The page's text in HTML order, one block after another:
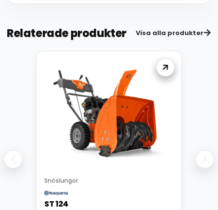
Relaterade produkter Visa alla produkter
Snöslungor
ST 124